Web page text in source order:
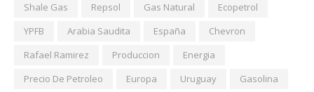
Shale Gas
Repsol Gas Natural
Ecopetrol
YPFB
Arabia Saudita España
Chevron
Rafael Ramirez
Produccion
Energia
Precio De Petroleo
Europa Uruguay
Gasolina